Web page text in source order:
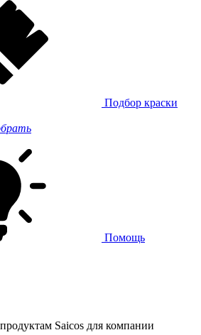
Подбор краски
Помощь
Saicos для компании